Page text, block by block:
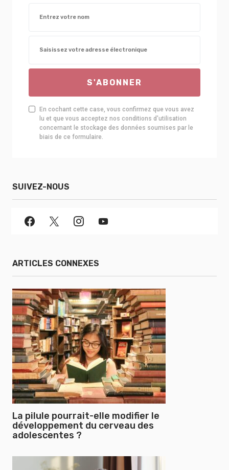
S'ABONNER
En cochant cette case, vous confirmez que vous avez
lu et que vous acceptez nos conditions d'utilisation
concernant le stockage des données soumises par le
biais de ce formulaire.
SUIVEZ-NOUS
ARTICLES CONNEXES
La pilule pourrait-elle modifier le
développement du cerveau des
adolescentes ?